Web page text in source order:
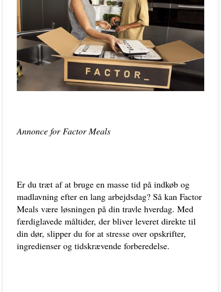
Annonce for Factor Meals
Er du træt af at bruge en masse tid på indkøb og
madlavning efter en lang arbejdsdag? Så kan Factor
Meals være løsningen på din travle hverdag. Med
færdiglavede måltider, der bliver leveret direkte til
din dør, slipper du for at stresse over opskrifter,
ingredienser og tidskrævende forberedelse.